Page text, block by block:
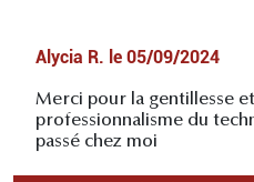
Alycia R. le 05/09/2024
Merci pour la gentillesse
professionnalisme du
passé chez moi